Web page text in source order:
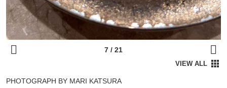
PHOTOGRAPH BY MARI KATSURA